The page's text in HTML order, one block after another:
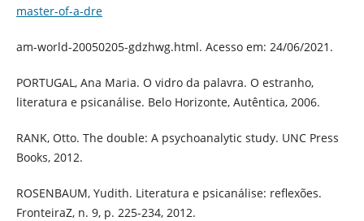
master-of-a-dre
am-world-20050205-gdzhwg.html. Acesso em: 24/06/2021.
PORTUGAL, Ana Maria. O vidro da palavra. O estranho,
literatura e psicanálise. Belo Horizonte, Autêntica, 2006.
RANK, Otto. The double: A psychoanalytic study. UNC Press
Books, 2012.
ROSENBAUM, Yudith. Literatura e psicanálise: reflexões.
FronteiraZ, n. 9, p. 225-234, 2012.